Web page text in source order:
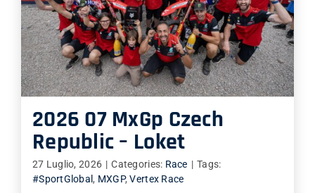
2026 07 MxGp Czech
Republic – Loket
27 Luglio, 2026 | Categories: Race | Tags:
#SportGlobal , MXGP,Vertex Race